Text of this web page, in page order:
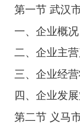
第一节 武汉
一、企业概况
二、企业主
三、企业经
四、企业发
第二节 义马